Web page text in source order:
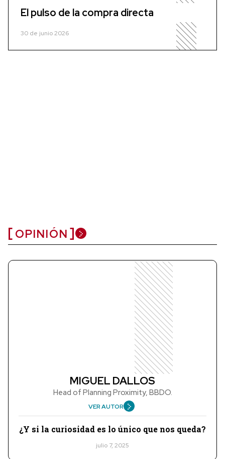
El pulso de la compra directa
30 de junio 2026
OPINIÓN
MIGUEL DALLOS
Head of Planning Proximity, BBDO.
VER AUTOR
¿Y si la curiosidad es lo único que nos queda?
julio 7, 2025